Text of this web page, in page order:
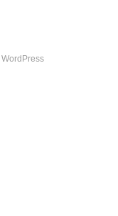
WordPress